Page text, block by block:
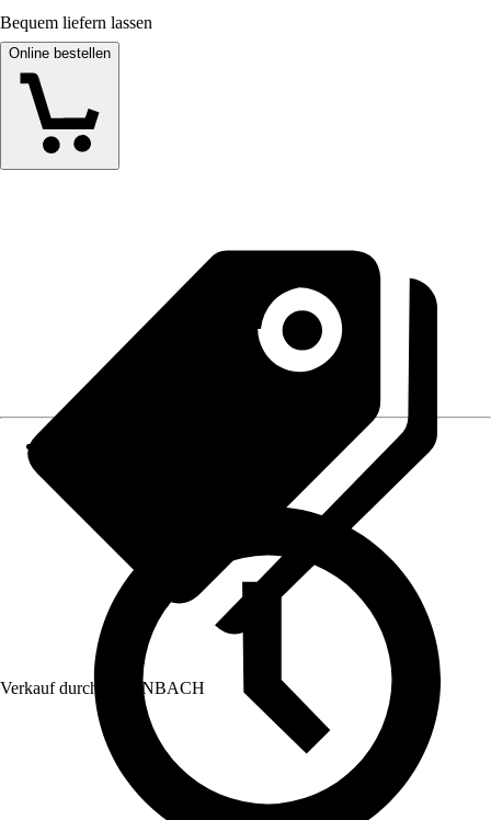
Bequem liefern lassen
Online bestellen
Verkauf durch: HORNBACH